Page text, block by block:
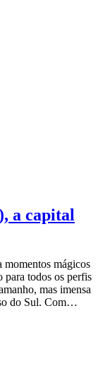
a capital
mágicos
para todos os perfis
mas imensa
do Sul. Com…